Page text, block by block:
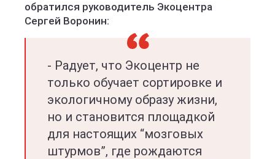
обратился руководитель Экоцентра
Сергей Воронин:
- Радует, что Экоцентр не
только обучает сортировке и
экологичному образу жизни,
но и становится площадкой
для настоящих “мозговых
штурмов”, где рождаются